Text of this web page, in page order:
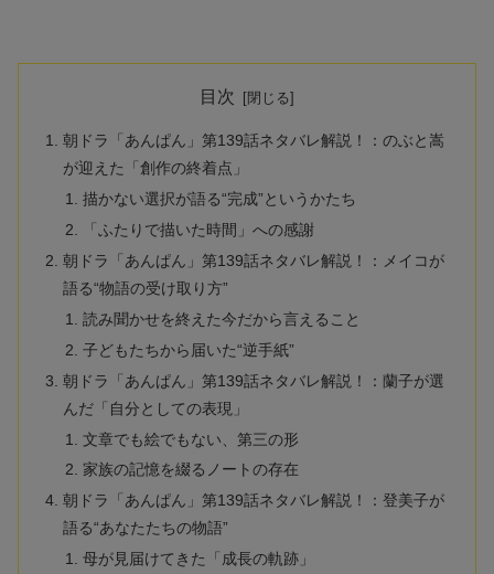
目次
朝ドラ「あんぱん」第139話ネタバレ解説！：のぶと嵩
が迎えた「創作の終着点」
描かない選択が語る“完成”というかたち
「ふたりで描いた時間」への感謝
朝ドラ「あんぱん」第139話ネタバレ解説！：メイコが
語る“物語の受け取り方”
読み聞かせを終えた今だから言えること
子どもたちから届いた“逆手紙”
朝ドラ「あんぱん」第139話ネタバレ解説！：蘭子が選
んだ「自分としての表現」
文章でも絵でもない、第三の形
家族の記憶を綴るノートの存在
朝ドラ「あんぱん」第139話ネタバレ解説！：登美子が
語る“あなたたちの物語”
母が見届けてきた「成長の軌跡」